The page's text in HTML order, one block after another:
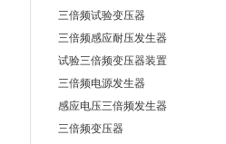
三倍频试验变压器
三倍频感应耐压发生器
试验三倍频变压器装置
三倍频电源发生器
感应电压三倍频发生器
三倍频变压器